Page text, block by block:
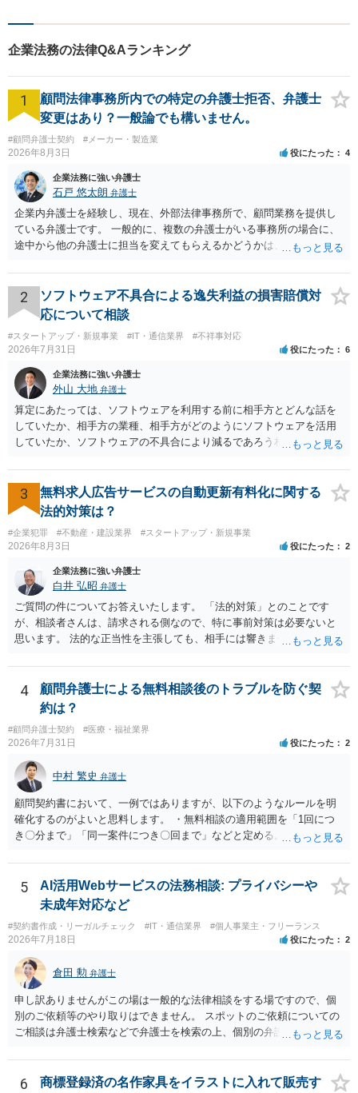
ございませんので、安心して
経験豊富な弁護士にご相談く
ださい。
企業法務の法律Q&Aランキング
1
顧問法律事務所内での特定の弁護士拒否、弁護士
変更はあり？一般論でも構いません。
#顧問弁護士契約 #メーカー・製造業
2026年8月3日 役にたった 4
企業法務に強い弁護士
石戸 悠太朗 弁護士
企業内弁護士を経験し、現在、外部法律事務所で、顧問業務を提供し
ている弁護士です。 一般的に、複数の弁護士がいる事務所の場合に、
途中から他の弁護士に担当を変えてもらえるかどうかは、当該事務所
が不満を抱いている弁護士を担当にすることは望ましくないため、別
の弁護士に変更するのが通常でしょう。それでも、担当弁護士を変え
てくれない場合は、他の弁護士の担当案件が一般で担当を変えられな
いなどの事情があるかと思います。 担当弁護士が変わらず、仕事内容
も改善されない場合には、決済権限を持つ上司に相談し、顧問契約自
体を見直すのが一番かと思います。
2
ソフトウェア不具合による逸失利益の損害賠償対
応について相談
#スタートアップ・新規事業 #IT・通信業界 #不祥事対応
2026年7月31日 役にたった 6
企業法務に強い弁護士
外山 大地 弁護士
算定にあたっては、ソフトウェアを利用する前に相手方とどんな話を
していたか、相手方の業種、相手方がどのようにソフトウェアを活用
していたか、ソフトウェアの不具合により減るであろう相手方の将来
ます。 すでに王先生からも回答されている通り、最寄りの弁護士に相
談されることをお勧めします。
3
無料求人広告サービスの自動更新有料化に関する
法的対策は？
#企業犯罪 #不動産・建設業界 #スタートアップ・新規事業
2026年8月3日 役にたった 2
企業法務に強い弁護士
白井 弘昭 弁護士
ご質問の件についてお答えいたします。 「法的対策」とのことです
が、相談者さんは、請求される側なので、特に事前対策は必要ないと
思います。 法的な正当性を主張しても、相手には響きません。そもそ
的手段として裁判（おそらく少額訴訟）をするかどうかの問題ですの
で、訴訟を提起してきたら粛々と対応することになります。 少額訴訟
は、１人（１社）年間１０回までしかできないので、こちらが毅然と
支払いを拒否すれば、少額訴訟を提起する可能性は、低いものと思わ
れます。 ただ、裁判を東京などの遠隔地で起こされますと、対応する
だけで費用がかかりますので、難しいところです。 当事者での対応で
すと、押し負けて支払うかもと考えますので、弁護士に依頼するなど
して対応をすれば、より裁判をしてくる可能性は減りますが、当然費
用がかかります。 毅然と拒否して後は裁判するならしてくださいの対
応、弁護士に依頼して同様の対応、裁判してきたら、従業員にて粛々
と対応のどれかを選択することになります。 以上、ご参考まで。
4
顧問弁護士による無料相談後のトラブルを防ぐ契
約は？
#顧問弁護士契約 #医療・福祉業界
2026年7月31日 役にたった 2
中村 繁史 弁護士
顧問契約書において、一例ではありますが、以下のようなルールを明
確化するのがよいと思料します。 ・無料相談の適用範囲を「1回につ
き〇分まで」「同一案件につき〇回まで」などと定める。 ・無料相談
ず、継続して対応する場合は「個別受任（有料契約）」が必要であ
る。 ・無料相談から個別の事件処理へ移行する場合は、弁護士と従業
員との間で必ず個別の委任契約書を締結し、着手金や報酬等の費用体
系を事前に明示する手続を義務付ける。 相談料が無料であっても、法
律相談という法的サービスを提供する以上、弁護士は善良な管理者の
注意をもって対応する義務（善管注意義務）を負うものと思料しま
す。したがって、著しく不誠実な対応、放置、あるいは誤った不当な
回答を繰り返したような場合には、弁護士法上の誠実義務違反や品位
保持違反（弁護士法56条1項）として、弁護士会の懲戒対象となり得る
との理解でよいと考えます。 新たな法律事務所を探す手段について
は、このウェブサイトで探す方法のほか、弁護士会や法律事務所に直
5
AI活用Webサービスの法務相談: プライバシーや
未成年対応など
#契約書作成・リーガルチェック #IT・通信業界 #個人事業主・フリーランス
2026年7月18日 役にたった 2
倉田 勲 弁護士
申し訳ありませんがこの場は一般的な法律相談をする場ですので、個
別のご依頼等のやり取りはできません。 スポットのご依頼についての
ご相談は弁護士検索などで弁護士を検索の上、個別の弁護士にご連絡
6
商標登録済の名作家具をイラストに入れて販売す